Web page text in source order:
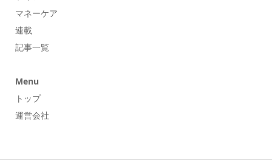
マネーケア
連載
記事一覧
Menu
トップ
運営会社